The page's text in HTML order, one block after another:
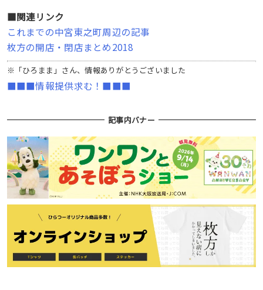
■関連リンク
これまでの中宮東之町周辺の記事
枚方の開店・閉店まとめ2018
※「ひろまま」さん、情報ありがとうございました
■■■情報提供求む！■■■
記事内バナー